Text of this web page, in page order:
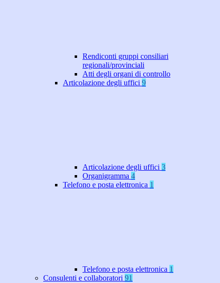
Rendiconti gruppi consiliari
regionali/provinciali
Atti degli organi di controllo
Articolazione degli uffici 9
Articolazione degli uffici 3
Organigramma 4
Telefono e posta elettronica 1
Telefono e posta elettronica 1
Consulenti e collaboratori 91